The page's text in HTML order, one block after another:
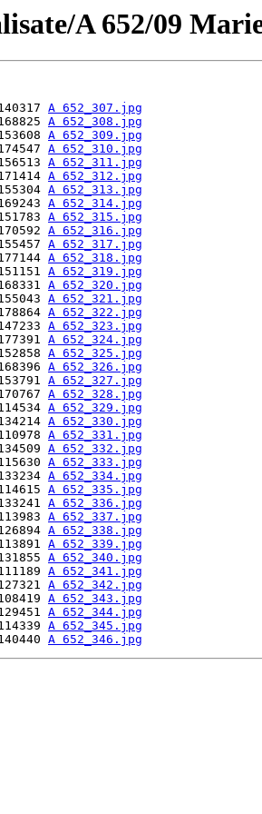
A 652/09
A 652_307.jpg
A 652_308.jpg
A 652_309.jpg
A 652_310.jpg
A 652_311.jpg
A 652_312.jpg
A 652_313.jpg
A 652_314.jpg
A 652_315.jpg
A 652_316.jpg
A 652_317.jpg
A 652_318.jpg
A 652_319.jpg
A 652_320.jpg
A 652_321.jpg
A 652_322.jpg
A 652_323.jpg
A 652_324.jpg
A 652_325.jpg
A 652_326.jpg
A 652_327.jpg
A 652_328.jpg
A 652_329.jpg
A 652_330.jpg
A 652_331.jpg
A 652_332.jpg
A 652_333.jpg
A 652_334.jpg
A 652_335.jpg
A 652_336.jpg
A 652_337.jpg
A 652_338.jpg
A 652_339.jpg
A 652_340.jpg
A 652_341.jpg
A 652_342.jpg
A 652_343.jpg
A 652_344.jpg
A 652_345.jpg
A 652_346.jpg